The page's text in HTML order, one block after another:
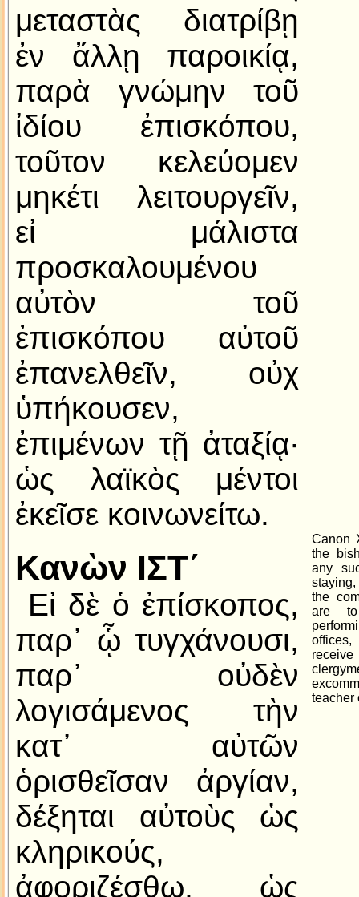
μεταστὰς διατρίβῃ
ἐν ἄλλῃ παροικίᾳ,
παρὰ γνώμην τοῦ
ἰδίου ἐπισκόπου,
τοῦτον κελεύομεν
μηκέτι λειτουργεῖν,
εἰ μάλιστα
προσκαλουμένου
αὐτὸν τοῦ
ἐπισκόπου αὐτοῦ
ἐπανελθεῖν, οὐχ
ὑπήκουσεν,
ἐπιμένων τῇ ἀταξίᾳ·
ὡς λαϊκὸς μέντοι
ἐκεῖσε κοινωνείτω.
Κανὼν ΙΣΤ´
Εἰ δὲ ὁ ἐπίσκοπος,
παρ᾿ ᾧ τυγχάνουσι,
παρ᾿ οὐδὲν
λογισάμενος τὴν
κατ᾿ αὐτῶν
ὁρισθεῖσαν ἀργίαν,
δέξηται αὐτοὺς ὡς
κληρικούς,
ἀφοριζέσθω, ὡς
Canon
the
any
the
are
teacher